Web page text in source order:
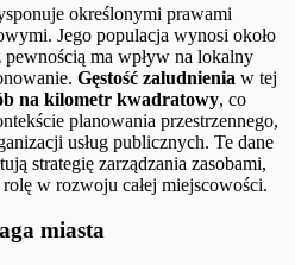
określonymi prawami
Jego populacja wynosi około
pewnością ma wpływ na lokalny
Gęstość zaludnienia w tej
na kilometr kwadratowy, co
planowania przestrzennego,
usług publicznych. Te dane
strategię zarządzania zasobami,
w rozwoju całej miejscowości.
miasta